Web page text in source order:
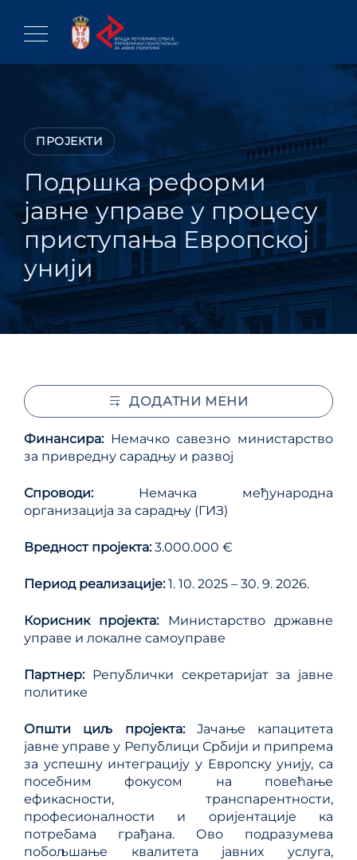
content
ПРОЈЕКТИ
Подршка реформи
јавне управе у процесу
приступања Европској
унији
Финансира:Немачко савезно министарство
за привредну сарадњу и развој
Спроводи:Немачка међународна
организација за сарадњу (ГИЗ)
Вредност пројекта:3.000.000 €
Период реализације:1. 10. 2025 – 30. 9. 2026.
Корисник пројекта: Министарство државне
управе и локалне самоуправе
Партнер: Републички секретаријат за јавне
политике
Општи циљ пројекта: Јачање капацитета
јавне управе у Републици Србији и припрема
за успешну интеграцију у Европску унију, са
посебним фокусом на повећање
ефикасности, транспарентности,
професионалности и оријентације ка
потребама грађана. Ово подразумева
побољшање квалитета јавних услуга,
ДОДАТНИ МЕНИ